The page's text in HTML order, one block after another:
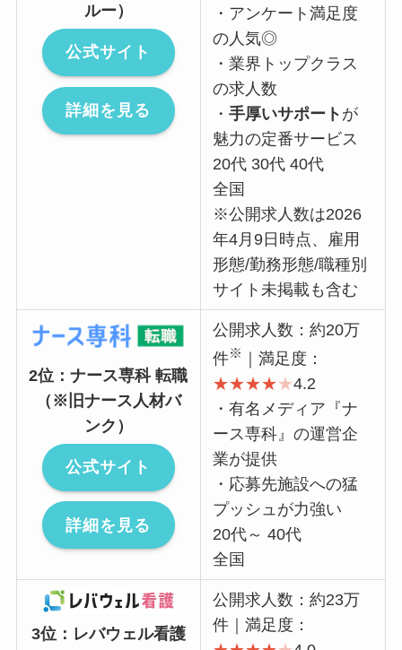
ルー）
公式サイト
詳細を見る
・アンケート満足度
の人気◎
・業界トップクラス
の求人数
・手厚いサポート が
魅力の定番サービス
20代 30代 40代
全国
※公開求人数は2026
年4月9日時点、雇用
形態/勤務形態/職種別
サイト未掲載も含む
2位：ナース専科 転職
（※旧ナース人材バ
ンク）
公式サイト
詳細を見る
公開求人数：約20万
件※
｜満足度：
★★★★★4.2
・有名メディア『ナ
ース専科』の運営企
業が提供
・応募先施設への猛
プッシュが力強い
20代～ 40代
全国
3位：レバウェル看護
公開求人数：約23万
件｜満足度：